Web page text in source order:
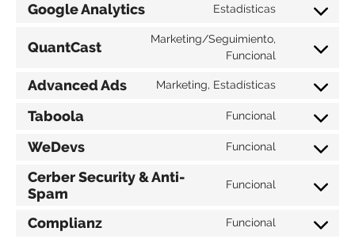
Google Analytics Estadísticas
QuantCast
Marketing/Seguimiento,
Funcional
Advanced Ads Marketing, Estadísticas
Taboola Funcional
WeDevs Funcional
Cerber Security & Anti-
Spam
Funcional
Complianz Funcional